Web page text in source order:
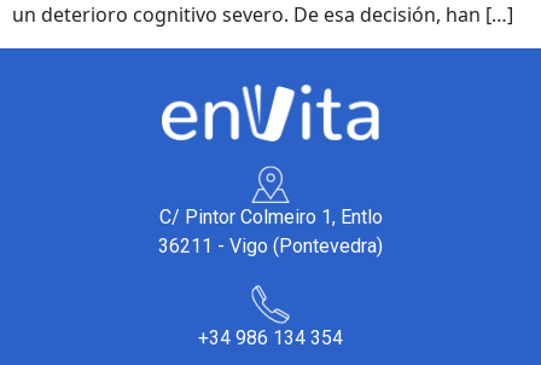
un deterioro cognitivo severo. De esa decisión, han […]
C/ Pintor Colmeiro 1, Entlo
36211 - Vigo (Pontevedra)
+34 986 134 354